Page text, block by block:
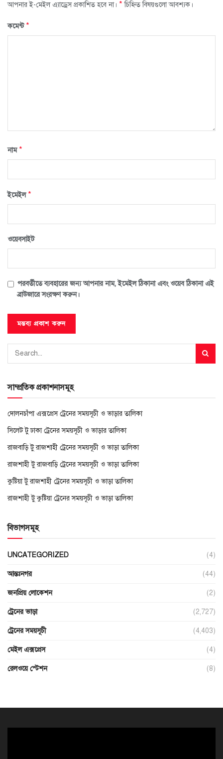
আপনার ই-মেইল এ্যাড্রেস প্রকাশিত হবে না। * চিহ্নিত বিষয়গুলো আবশ্যক।
কমেন্ট*
নাম*
ইমেইল*
ওয়েবসাইট
পরবর্তীতে ব্যবহারের জন্য আপনার নাম, ইমেইল ঠিকানা এবং ওয়েব ঠিকানা এই
ব্রাউজারে সংরক্ষণ করুন।
সাম্প্রতিক প্রকাশনাসমূহ
দোলনচাঁপা এক্সপ্রেস ট্রেনের সময়সূচী ও ভাড়ার তালিকা
সিলেট টু ঢাকা ট্রেনের সময়সূচী ও ভাড়ার তালিকা
রাজবাড়ি টু রাজশাহী ট্রেনের সময়সূচী ও ভাড়া তালিকা
রাজশাহী টু রাজবাড়ি ট্রেনের সময়সূচী ও ভাড়া তালিকা
কুষ্টিয়া টু রাজশাহী ট্রেনের সময়সূচী ও ভাড়া তালিকা
রাজশাহী টু কুষ্টিয়া ট্রেনের সময়সূচী ও ভাড়া তালিকা
বিভাগসমূহ
UNCATEGORIZED (4)
আন্তঃনগর (44)
জনপ্রিয় লোকেশন (2)
ট্রেনের ভাড়া (2,727)
ট্রেনের সময়সূচী (4,403)
মেইল এক্সপ্রেস (4)
রেলওয়ে স্টেশন (8)